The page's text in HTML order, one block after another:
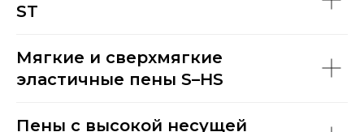
ST
Мягкие и сверхмягкие
эластичные пены S–HS
Пены с высокой несущей